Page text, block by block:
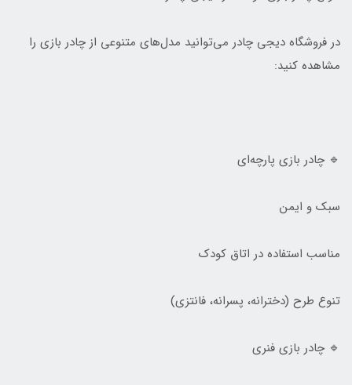
در فروشگاه دیجی چادر می‌توانید مدل‌های متنوعی از چادر بازی را
مشاهده کنید:
🔹 چادر بازی پارچه‌ای
سبک و ایمن
مناسب استفاده در اتاق کودک
تنوع طرح (دخترانه، پسرانه، فانتزی)
🔹 چادر بازی فنری